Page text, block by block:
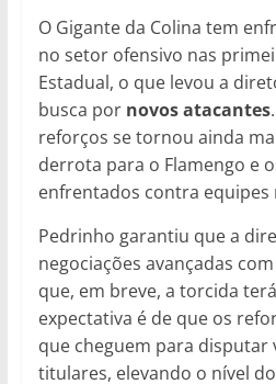
O Gigante da Colina tem
no setor ofensivo nas
Estadual, o que levou a
busca por novos atacantes
reforços se tornou ainda
derrota para o Flamengo e
enfrentados contra equipes
Pedrinho garantiu que a
negociações avançadas
que, em breve, a torcida
expectativa é de que os
que cheguem para disputar
titulares, elevando o nível